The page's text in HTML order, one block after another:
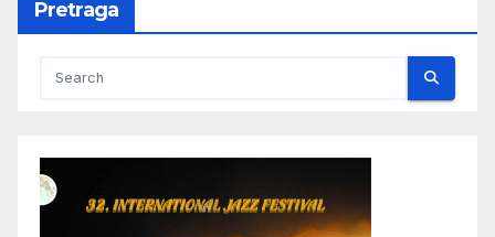
Pretraga